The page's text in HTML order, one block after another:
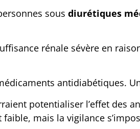
sous diurétiques
rénale sévère en
antidiabétiques.
potentialiser l’effet des
mais la vigilance